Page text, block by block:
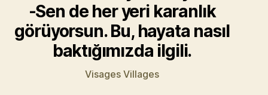
-Sen de her yeri karanlık
görüyorsun. Bu, hayata nasıl
baktığımızda ilgili.
Visages Villages